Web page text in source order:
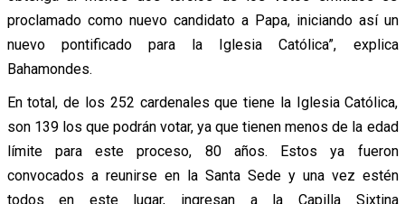
proclamado como nuevo candidato a Papa, iniciando así un
nuevo pontificado para la Iglesia Católica”, explica
Bahamondes.
En total, de los 252 cardenales que tiene la Iglesia Católica,
son 139 los que podrán votar, ya que tienen menos de la edad
límite para este proceso, 80 años. Estos ya fueron
convocados a reunirse en la Santa Sede y una vez estén
todos en este lugar, ingresan a la Capilla Sixtina